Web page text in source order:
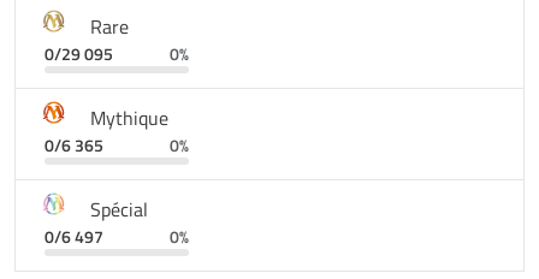
Rare
0/29 095 0%
Mythique
0/6 365 0%
Spécial
0/6 497 0%